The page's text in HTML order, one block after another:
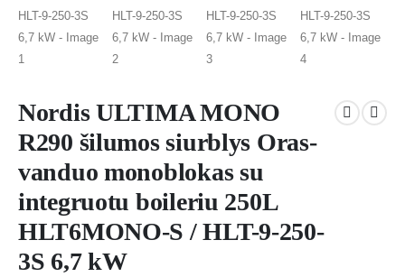
Nordis ULTIMA MONO
R290 šilumos siurblys Oras-
vanduo monoblokas su
integruotu boileriu 250L
HLT6MONO-S / HLT-9-250-
3S 6,7 kW